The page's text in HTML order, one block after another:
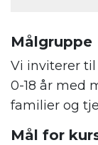
Målgruppe
Vi inviterer
0-18 år med
familier og
Mål for